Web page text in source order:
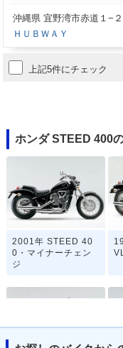
沖縄県 宜野湾市赤道１−
ＨＵＢＷＡＹ
上記5件にチェック
ホンダ STEED 400
2001年 STEED 40
0・マイナーチェン
ジ